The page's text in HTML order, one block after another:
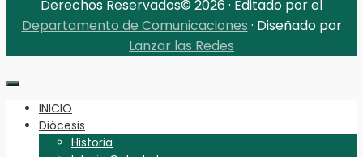
Derechos Reservados© 2026 · Editado por el
Departamento de Comunicaciones · Diseñado por
Lanzar las Redes
INICIO
Diócesis
Historia